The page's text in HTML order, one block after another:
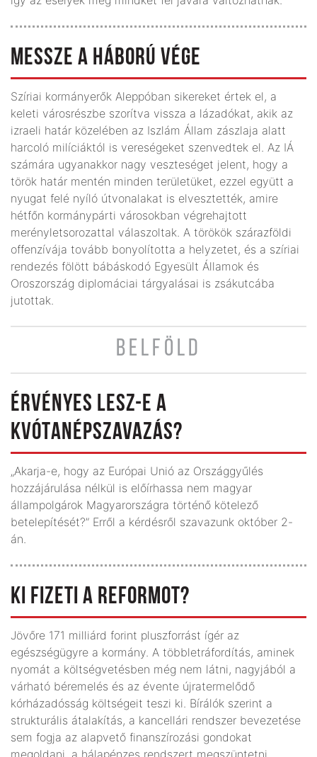
MESSZE A HÁBORÚ VÉGE
Szíriai kormányerők Aleppóban sikereket értek el, a
keleti városrészbe szorítva vissza a lázadókat, akik az
izraeli határ közelében az Iszlám Állam zászlaja alatt
harcoló milíciáktól is vereségeket szenvedtek el. Az IÁ
számára ugyanakkor nagy veszteséget jelent, hogy a
török határ mentén minden területüket, ezzel együtt a
nyugat felé nyíló útvonalakat is elvesztették, amire
hétfőn kormánypárti városokban végrehajtott
merényletsorozattal válaszoltak. A törökök szárazföldi
offenzí­vája tovább bonyolította a helyzetet, és a szíriai
rendezés fölött bábáskodó Egyesült Államok és
Oroszország diplomáciai tárgya­lásai is zsákutcába
jutottak.
BELFÖLD
ÉRVÉNYES LESZ-E A
KVÓTANÉPSZAVAZÁS?
„Akarja-e, hogy az Európai Unió az Országgyűlés
hozzájárulása nélkül is előírhassa nem magyar
állampolgárok Magyarországra történő kötelező
betelepítését?” Erről a kérdésről szavazunk október 2-
án.
KI FIZETI A REFORMOT?
Jövőre 171 milliárd forint pluszforrást ígér az
egészségügyre a kormány. A többletráfordítás, aminek
nyomát a költségvetésben még nem látni, nagyjából a
várható béremelés és az évente újratermelődő
kórházadósság költségeit teszi ki. Bírálók szerint a
strukturális átalakítás, a kancellári rendszer bevezetése
sem fogja az alapvető finanszírozási gondokat
megoldani, a hálapénzes rendszert megszüntetni.